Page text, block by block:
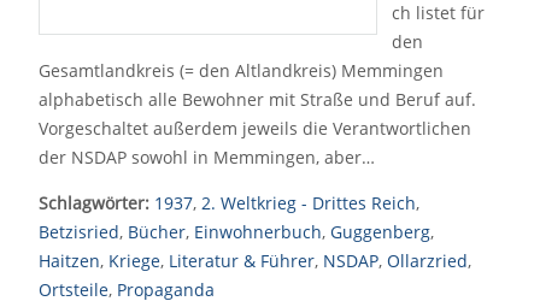
ch listet für
den
Gesamtlandkreis (= den Altlandkreis) Memmingen
alphabetisch alle Bewohner mit Straße und Beruf auf.
Vorgeschaltet außerdem jeweils die Verantwortlichen
der NSDAP sowohl in Memmingen, aber…
Schlagwörter: 1937, 2. Weltkrieg - Drittes Reich,
Betzisried, Bücher, Einwohnerbuch, Guggenberg,
Haitzen, Kriege, Literatur & Führer, NSDAP, Ollarzried,
Ortsteile, Propaganda